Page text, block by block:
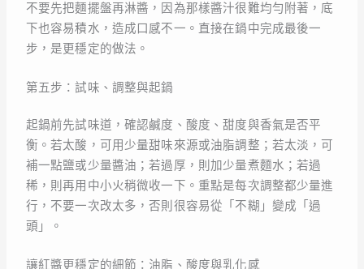
不要先把麵擺盤再淋醬，因為那樣醬汁很難均勻附著，底
下也容易積水，造成口感不一。直接在鍋中完成最後一
步，是更穩定的做法。
第五步：試味、調整與起鍋
起鍋前先試味道，確認鹹度、酸度、甜度與香氣是否平
衡。若太酸，可用少量甜味來源或油脂調整；若太淡，可
補一點鹽或少量醬油；若過厚，則加少量煮麵水；若過
稀，則再用中小火稍微收一下。重點是每次調整都少量進
行，不要一次改太多，否則很容易從「不糊」變成「過
頭」。
讓紅醬更穩定的細節：油脂、酸度與乳化感